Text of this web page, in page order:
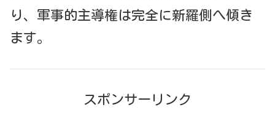
り、軍事的主導権は完全に新羅側へ傾き
ます。
スポンサーリンク